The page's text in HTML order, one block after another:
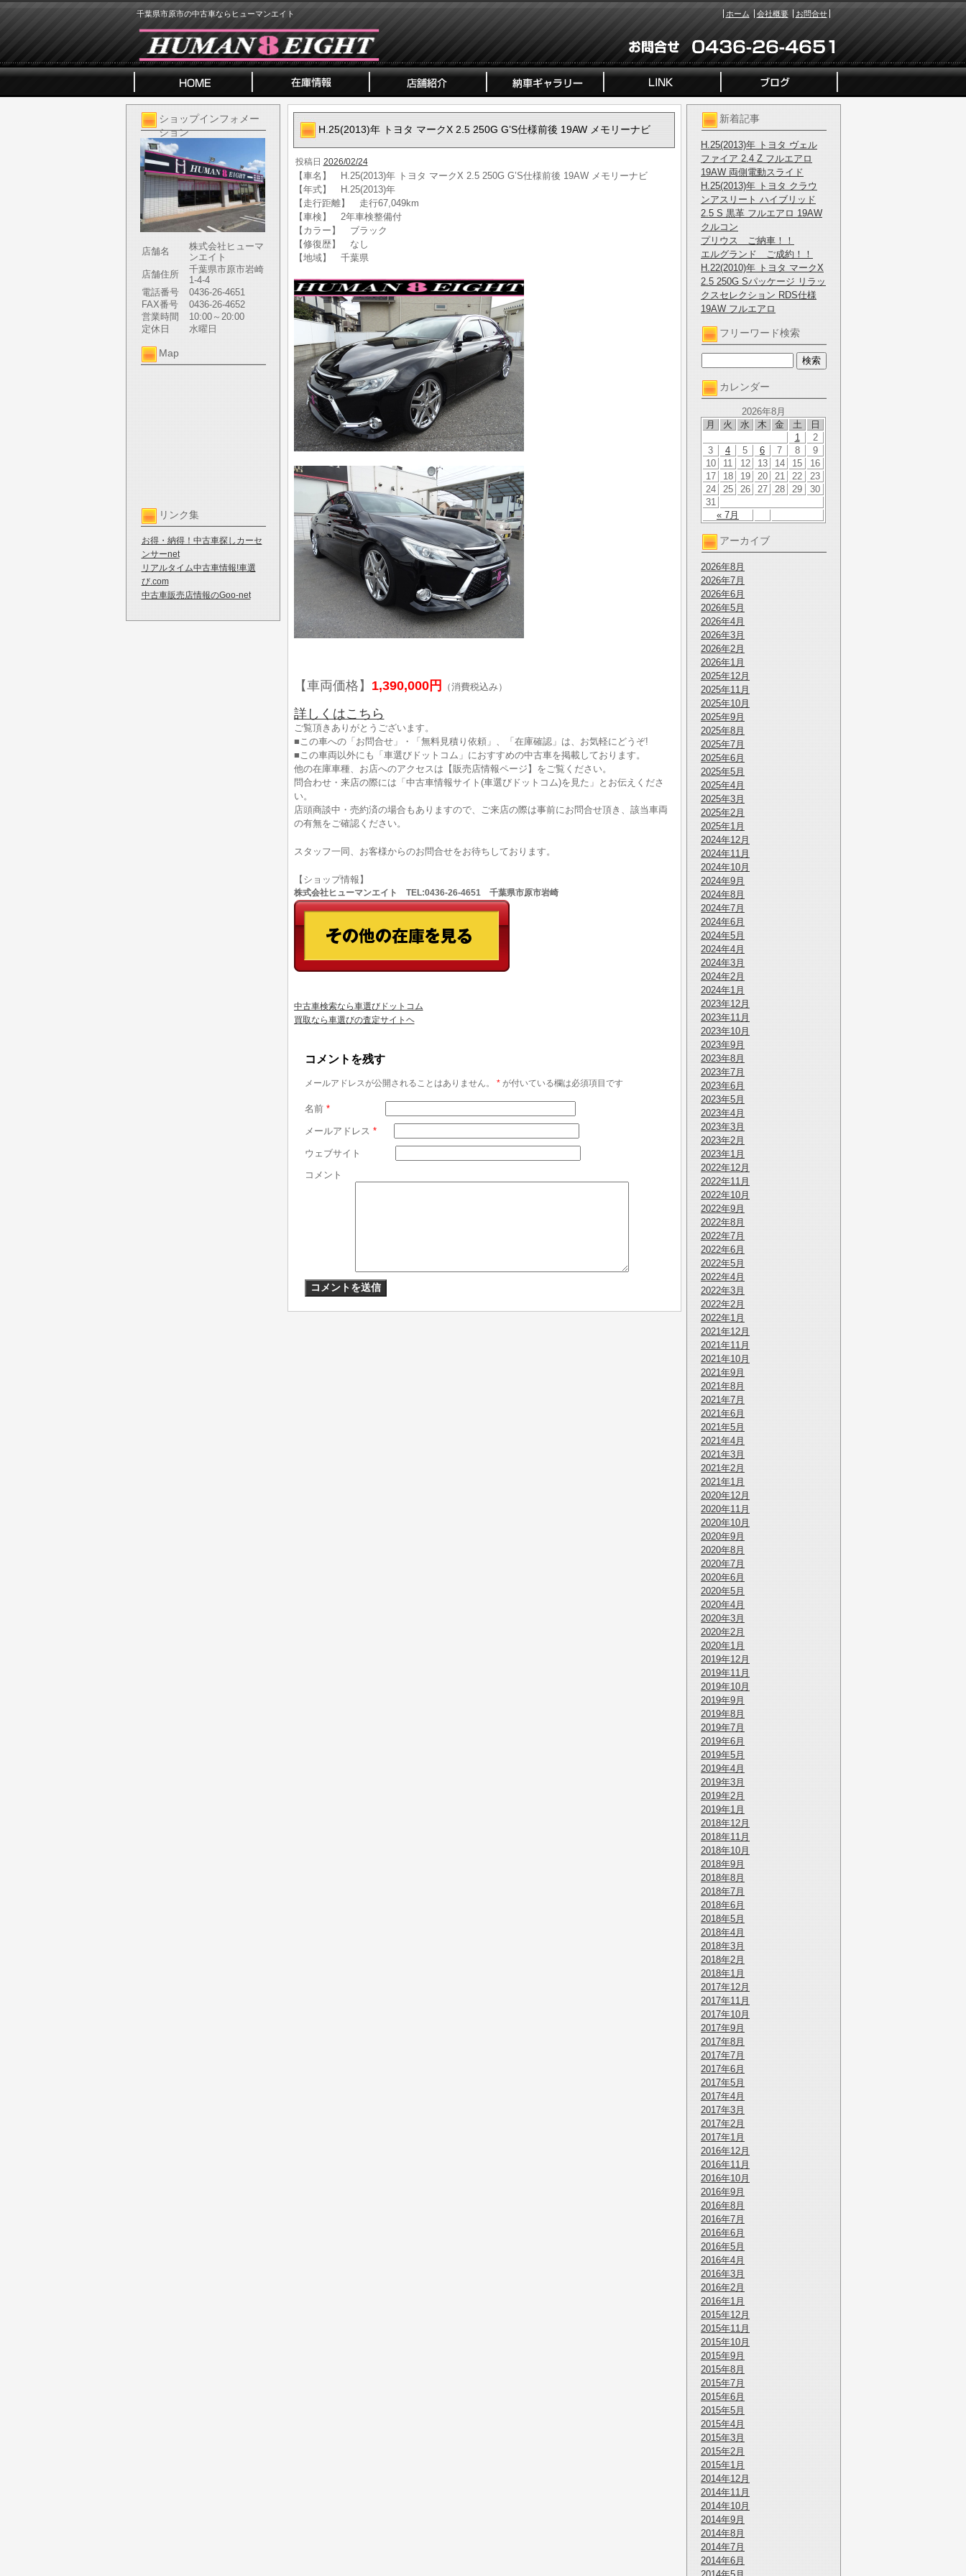
千葉県市原市の中古車ならヒューマンエイト ホーム 会社概要 お問合せ
ショップインフォメー
ション
店舗名
株式会社ヒューマ
ンエイト
店舗住所
千葉県市原市岩崎
1-4-4
電話番号
0436-26-4651
FAX番号
0436-26-4652
営業時間
10:00～20:00
定休日
水曜日
Map
リンク集
お得・納得！中古車探しカーセ
ンサーnet
リアルタイム中古車情報!車選
び.com
中古車販売店情報のGoo-net
新着記事
H.25(2013)年 トヨタ ヴェル
ファイア 2.4 Z フルエアロ
19AW 両側電動スライド
H.25(2013)年 トヨタ クラウ
ンアスリート ハイブリッド
2.5 S 黒革 フルエアロ 19AW
クルコン
プリウス ご納車！！
エルグランド ご成約！！
H.22(2010)年 トヨタ マークX
2.5 250G Sパッケージ リラッ
クスセレクション RDS仕様
19AW フルエアロ
フリーワード検索
カレンダー
2026年8月
月
火 水 木 金 土 日
« 7月
1
2
3
4 5 6 7 8
9
10
11 12 13 14 15
16
17
18 19 20 21 22
23
24
25 26 27 28 29
30
31
アーカイブ
2026年8月
2026年7月
2026年6月
2026年5月
2026年4月
2026年3月
2026年2月
2026年1月
2025年12月
2025年11月
2025年10月
2025年9月
2025年8月
2025年7月
2025年6月
2025年5月
2025年4月
2025年3月
2025年2月
2025年1月
2024年12月
2024年11月
2024年10月
2024年9月
2024年8月
2024年7月
2024年6月
2024年5月
2024年4月
2024年3月
2024年2月
2024年1月
2023年12月
2023年11月
2023年10月
2023年9月
2023年8月
2023年7月
2023年6月
2023年5月
2023年4月
2023年3月
2023年2月
2023年1月
2022年12月
2022年11月
2022年10月
2022年9月
2022年8月
2022年7月
2022年6月
2022年5月
2022年4月
2022年3月
2022年2月
2022年1月
2021年12月
2021年11月
2021年10月
2021年9月
2021年8月
2021年7月
2021年6月
2021年5月
2021年4月
2021年3月
2021年2月
2021年1月
2020年12月
2020年11月
2020年10月
2020年9月
2020年8月
2020年7月
2020年6月
2020年5月
2020年4月
2020年3月
2020年2月
2020年1月
2019年12月
2019年11月
2019年10月
2019年9月
2019年8月
2019年7月
2019年6月
2019年5月
2019年4月
2019年3月
2019年2月
2019年1月
2018年12月
2018年11月
2018年10月
2018年9月
2018年8月
2018年7月
2018年6月
2018年5月
2018年4月
2018年3月
2018年2月
2018年1月
2017年12月
2017年11月
2017年10月
2017年9月
2017年8月
2017年7月
2017年6月
2017年5月
2017年4月
2017年3月
2017年2月
2017年1月
2016年12月
2016年11月
2016年10月
2016年9月
2016年8月
2016年7月
2016年6月
2016年5月
2016年4月
2016年3月
2016年2月
2016年1月
2015年12月
2015年11月
2015年10月
2015年9月
2015年8月
2015年7月
2015年6月
2015年5月
2015年4月
2015年3月
2015年2月
2015年1月
2014年12月
2014年11月
2014年10月
2014年9月
2014年8月
2014年7月
2014年6月
H.25(2013)年 トヨタ マークX 2.5 250G G’S仕様前後 19AW メモリーナビ
投稿日 2026/02/24
【車名】 H.25(2013)年 トヨタ マークX 2.5 250G G’S仕様前後 19AW メモリーナビ
【年式】 H.25(2013)年
【走行距離】 走行67,049km
【車検】 2年車検整備付
【カラー】 ブラック
【修復歴】 なし
【地域】 千葉県
【車両価格】 1,390,000円 （消費税込み）
詳しくはこちら
ご覧頂きありがとうございます。
■この車への「お問合せ」・「無料見積り依頼」、「在庫確認」は、お気軽にどうぞ!
■この車両以外にも「車選びドットコム」におすすめの中古車を掲載しております。
他の在庫車種、お店へのアクセスは【販売店情報ページ】をご覧ください。
問合わせ・来店の際には「中古車情報サイト(車選びドットコム)を見た」とお伝えくださ
い。
店頭商談中・売約済の場合もありますので、ご来店の際は事前にお問合せ頂き、該当車両
の有無をご確認ください。
スタッフ一同、お客様からのお問合せをお待ちしております。
【ショップ情報】
株式会社ヒューマンエイト TEL:0436-26-4651 千葉県市原市岩崎
中古車検索なら車選びドットコム
買取なら車選びの査定サイトヘ
コメントを残す
メールアドレスが公開されることはありません。 *が付いている欄は必須項目です
名前 *
メールアドレス *
ウェブサイト
コメント